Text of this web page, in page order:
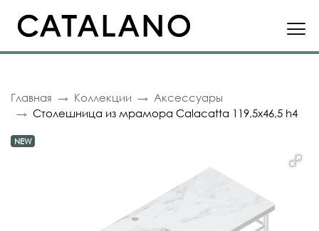
Главная Коллекции
Аксессуары
Столешница из мрамора Calacatta 119,5x46,5 h4
NEW